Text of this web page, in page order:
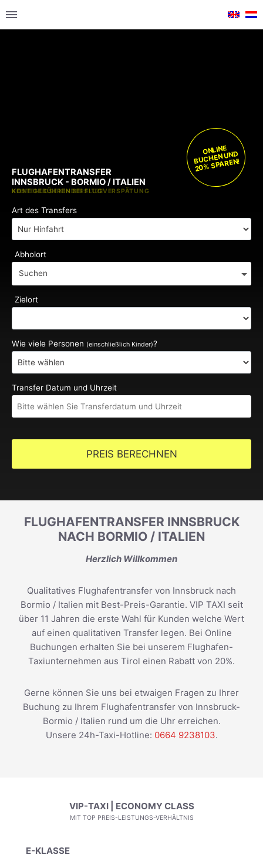
KOSTENLOSE KINDERSITZE
KEINE GEBÜHREN BEI FLUGVERSPÄTUNG
ONLINE
BUCHEN UND
20% SPAREN!
Art des Transfers
Abholort
Suchen
Zielort
Wie viele Personen (einschließlich Kinder)?
Transfer Datum und Uhrzeit
PREIS BERECHNEN
FLUGHAFENTRANSFER
INNSBRUCK - BORMIO / ITALIEN
FLUGHAFENTRANSFER INNSBRUCK
NACH BORMIO / ITALIEN
Herzlich Willkommen
Qualitatives Flughafentransfer von Innsbruck nach
Bormio / Italien mit Best-Preis-Garantie. VIP TAXI seit
über 11 Jahren die erste Wahl für Kunden welche Wert
auf einen qualitativen Transfer legen. Bei Online
Buchungen erhalten Sie bei unserem Flughafen-
Taxiunternehmen aus Tirol einen Rabatt von 20%.
Gerne können Sie uns bei etwaigen Fragen zu Ihrer
Buchung zu Ihrem Flughafentransfer von Innsbruck-
Bormio / Italien rund um die Uhr erreichen.
Unsere 24h-Taxi-Hotline: 0664 9238103.
VIP-TAXI | ECONOMY CLASS
MIT TOP PREIS-LEISTUNGS-VERHÄLTNIS
E-KLASSE